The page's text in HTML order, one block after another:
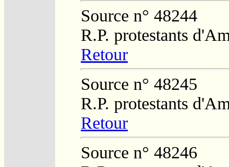
Source n° 48244
R.P. protestants
Retour
Source n° 48245
R.P. protestants
Retour
Source n° 48246